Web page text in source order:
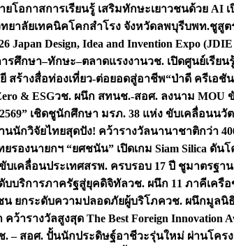
ยโอกาสการเรียนรู้ เสริมทักษะเยาวชนด้วย AI
ยาลัยเทคนิคโคกสำโรง จังหวัดลพบุรีบพท.ชูสูต
Japan Design, Idea and Invention Expo
รศึกษา–ทักษะ–ตลาดแรงงานวช. เปิดศูนย์เรีย
สร้างสื่อท่องเที่ยว-ต่อยอดสู่อาชีพ“ป่าดี ครีเอชั
& ESGวช. ผนึก สทนช.-สอศ. ลงนาม MOU
เชิดชูนักศึกษา มรภ. 38 แห่ง ขับเคลื่อนน
นนักวิจัยไทยสุดปัง! คว้ารางวัลนานาชาติกว่า
ยรองนายกฯ “ยศชนัน” เปิดเกม Siam Silica ดั
บเคลื่อนประเทศสรพ. ครบรอบ 17 ปี ชูมาตรฐา
บบริการภาครัฐสู่ยุคดิจิทัลวช. ผนึก 11 ภาคีเครื
น ยกระดับความปลอดภัยผู้บริโภควช. ผนึกมูลนิ
ารางวัลสูงสุด The Best Foreign Innovation
. – สอศ. ปั้นนักประดิษฐ์อาชีวะรุ่นใหม่ ผ่านโครง